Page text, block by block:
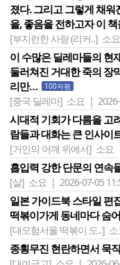
졌다. 그리고 그렇게 채워
을, 좋음을 전하고자 이
[부지런한 사랑 (리커..] 소
이 수많은 딜레마들의 현
둘러쳐진 거대한 죽의 장
리만…
100자평
[중국 딜레마] 소요 |
시대적 기회가 다름을 고
람들과 대화는 큰 인사이
[거인의 어깨 위에서] 소요
흡입력 강한 단문의 연속
[살] 소요 | 2026-07-05
일본 가이드북 스타일 편
떡볶이가게 동네마다 숨
[대모험서울 떡볶이 도..]
종횡무진 현란하면서 묵